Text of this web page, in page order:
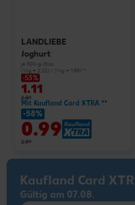
LANDLIEBE
Joghurt
je 500-g-Glas
(1 kg = 2.22) / (1 kg = 1.98)**
-53%
1.11
2.39
Mit Kaufland Card XTRA **
-58%
0.99
2.39
Kaufland Card
Gültig am 07.08.